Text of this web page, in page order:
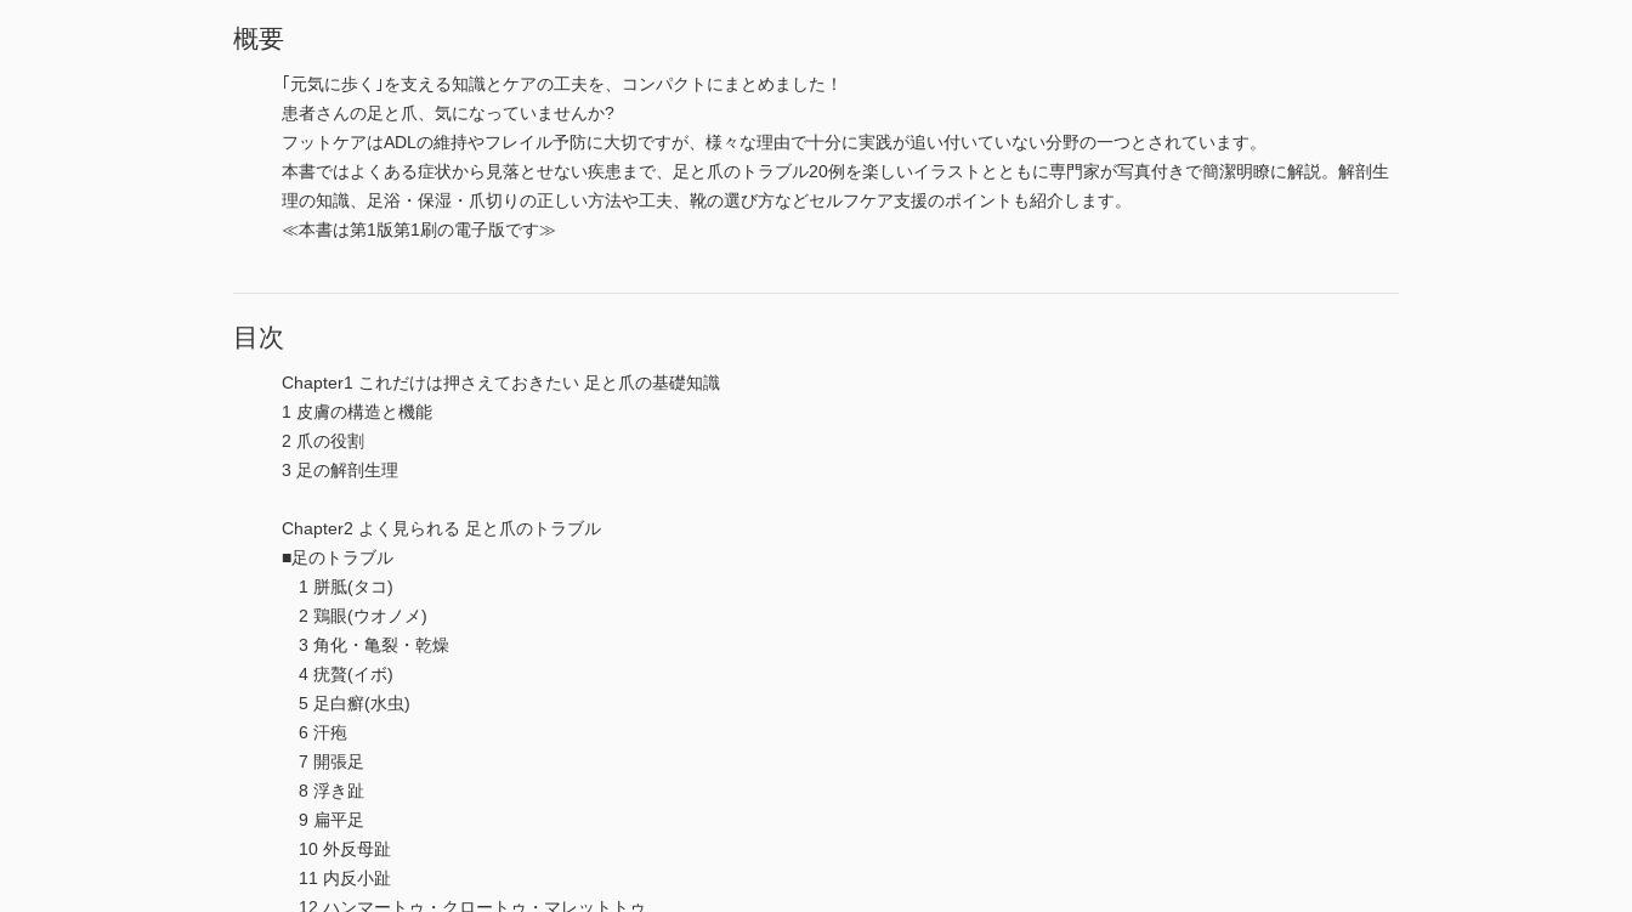
概要
｢元気に歩く｣を支える知識とケアの工夫を、コンパクトにまとめました！
患者さんの足と爪、気になっていませんか?
フットケアはADLの維持やフレイル予防に大切ですが、様々な理由で十分に実践が追い付いていない分野の一つとされています。
本書ではよくある症状から見落とせない疾患まで、足と爪のトラブル20例を楽しいイラストとともに専門家が写真付きで簡潔明瞭に解説。解剖生
理の知識、足浴・保湿・爪切りの正しい方法や工夫、靴の選び方などセルフケア支援のポイントも紹介します。
≪本書は第1版第1刷の電子版です≫
目次
Chapter1 これだけは押さえておきたい 足と爪の基礎知識
1 皮膚の構造と機能
2 爪の役割
3 足の解剖生理
Chapter2 よく見られる 足と爪のトラブル
■足のトラブル
1 胼胝(タコ)
2 鶏眼(ウオノメ)
3 角化・亀裂・乾燥
4 疣贅(イボ)
5 足白癬(水虫)
6 汗疱
7 開張足
8 浮き趾
9 扁平足
10 外反母趾
11 内反小趾
12 ハンマートゥ・クロートゥ・マレットトゥ